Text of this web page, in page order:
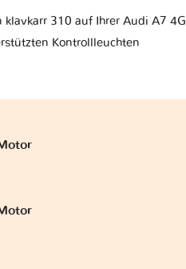
klavkarr 310 auf Ihrer Audi A7 4G
Kontrollleuchten